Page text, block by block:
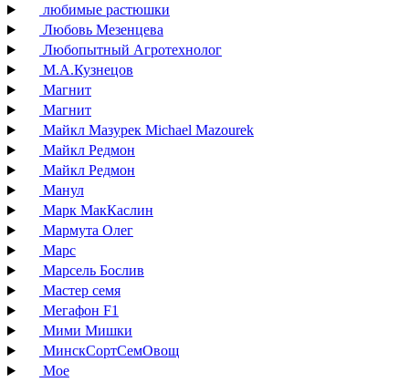
любимые растюшки
Любовь Мезенцева
Любопытный Агротехнолог
М.А.Кузнецов
Магнит
Магнит
Майкл Мазурек Michael Mazourek
Майкл Редмон
Майкл Редмон
Манул
Марк МакКаслин
Мармута Олег
Марс
Марсель Бослив
Мастер семя
Мегафон F1
Мими Мишки
МинскСортСемОвощ
Мое